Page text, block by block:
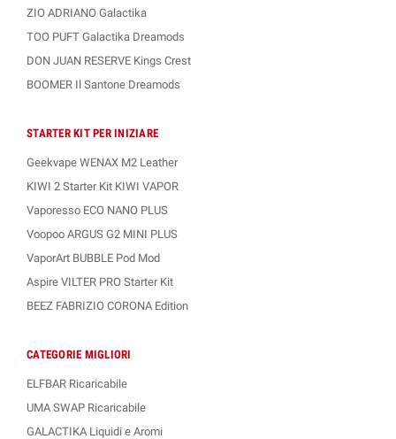
ZIO ADRIANO Galactika
TOO PUFT Galactika Dreamods
DON JUAN RESERVE Kings Crest
BOOMER Il Santone Dreamods
STARTER KIT PER INIZIARE
Geekvape WENAX M2 Leather
KIWI 2 Starter Kit KIWI VAPOR
Vaporesso ECO NANO PLUS
Voopoo ARGUS G2 MINI PLUS
VaporArt BUBBLE Pod Mod
Aspire VILTER PRO Starter Kit
BEEZ FABRIZIO CORONA Edition
CATEGORIE MIGLIORI
ELFBAR Ricaricabile
UMA SWAP Ricaricabile
GALACTIKA Liquidi e Aromi